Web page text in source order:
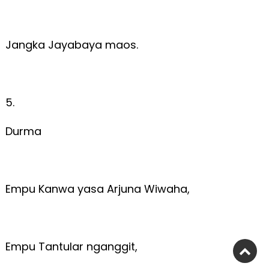
Jangka Jayabaya maos.
5.
Durma
Empu Kanwa yasa Arjuna Wiwaha,
Empu Tantular nganggit,